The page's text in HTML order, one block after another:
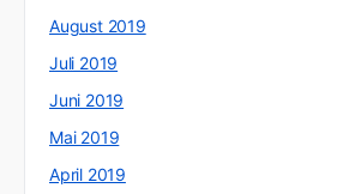
August 2019
Juli 2019
Juni 2019
Mai 2019
April 2019